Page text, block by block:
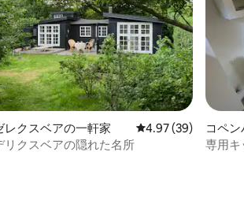
中4.97つ星の平均評価
レクスベアの一軒家 レビュー39件、5つ
4.97 (39)
リクスベアの隠れた名所
コペ
専用キ